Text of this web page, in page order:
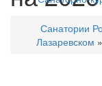
Санатории
Лазаревском »